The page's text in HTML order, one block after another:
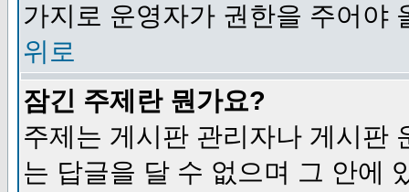
가지로 운영자가 권한을 주어야
위로
잠긴 주제란 뭔가요?
주제는 게시판 관리자나 게시판
는 답글을 달 수 없으며 그 안에